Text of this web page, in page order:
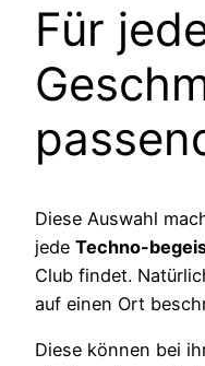
Für
Diese Auswahl
jede Techno-
Club findet.
auf einen Ort
Diese können bei